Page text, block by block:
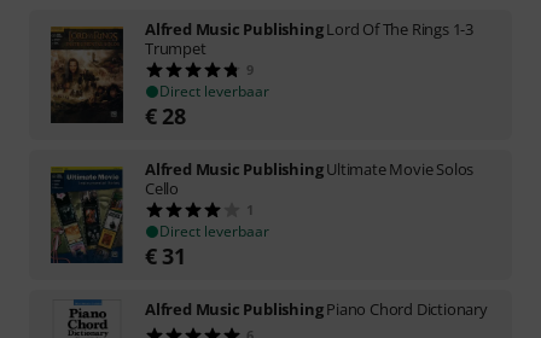
Alfred Music PublishingLord Of The Rings 1-3
Trumpet
9
Direct leverbaar
€ 28
Alfred Music PublishingUltimate Movie Solos
Cello
1
Direct leverbaar
€ 31
Alfred Music PublishingPiano Chord Dictionary